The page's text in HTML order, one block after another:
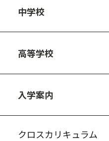
中学校
高等学校
入学案内
クロスカリキュラム